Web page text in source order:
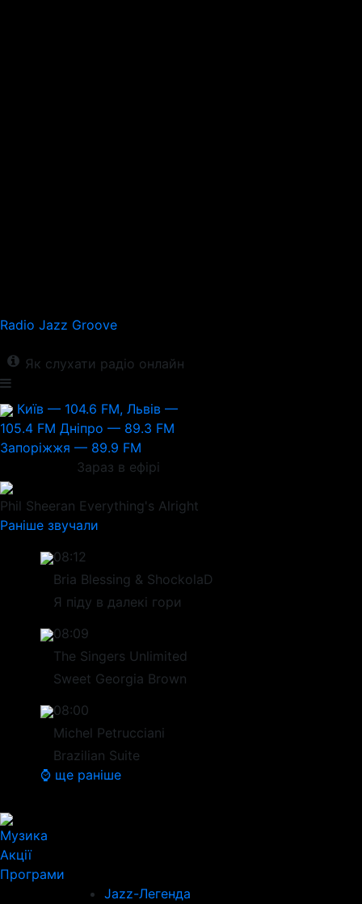
Radio Jazz Groove
Як слухати радіо онлайн
Київ — 104.6 FM, Львів —
105.4 FM Дніпро — 89.3 FM
Запоріжжя — 89.9 FM
Зараз в ефірі
Phil Sheeran Everything's Alright
Раніше звучали
08:12
Bria Blessing & ShockolaD
Я піду в далекі гори
08:09
The Singers Unlimited
Sweet Georgia Brown
08:00
Michel Petrucciani
Brazilian Suite
⌚ ще раніше
Музика
Акції
Програми
Jazz-Легенда